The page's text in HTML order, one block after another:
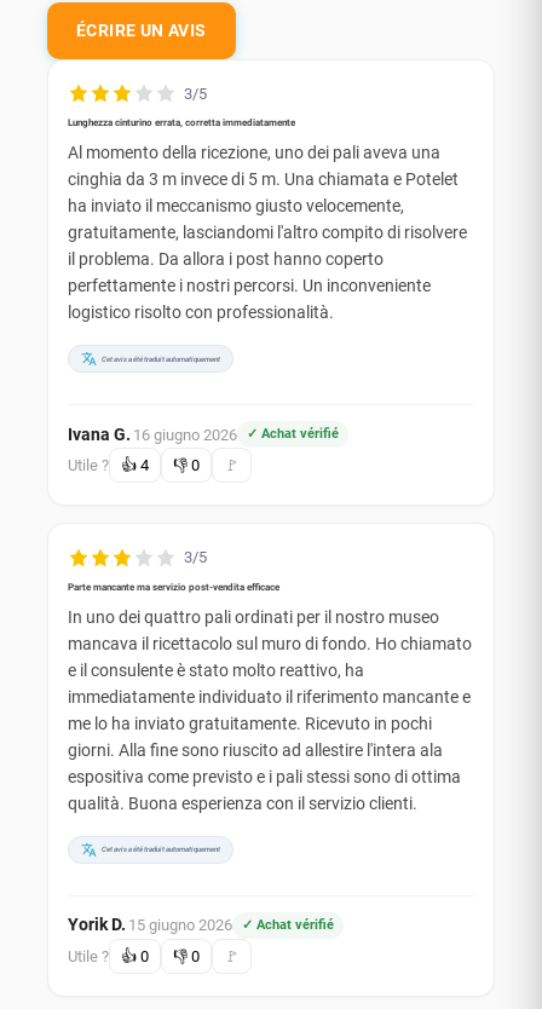
ÉCRIRE UN AVIS
3/5
Lunghezza cinturino errata, corretta immediatamente
Al momento della ricezione, uno dei pali aveva una
cinghia da 3 m invece di 5 m. Una chiamata e Potelet
ha inviato il meccanismo giusto velocemente,
gratuitamente, lasciandomi l'altro compito di risolvere
il problema. Da allora i post hanno coperto
perfettamente i nostri percorsi. Un inconveniente
logistico risolto con professionalità.
Cet avis a été traduit automatiquement
Ivana G. 16 giugno 2026 ✓ Achat vérifié
Utile ? 👍 4 👎 0 🚩
3/5
Parte mancante ma servizio post-vendita efficace
In uno dei quattro pali ordinati per il nostro museo
mancava il ricettacolo sul muro di fondo. Ho chiamato
e il consulente è stato molto reattivo, ha
immediatamente individuato il riferimento mancante e
me lo ha inviato gratuitamente. Ricevuto in pochi
giorni. Alla fine sono riuscito ad allestire l'intera ala
espositiva come previsto e i pali stessi sono di ottima
qualità. Buona esperienza con il servizio clienti.
Cet avis a été traduit automatiquement
Yorik D. 15 giugno 2026 ✓ Achat vérifié
Utile ? 👍 0 👎 0 🚩